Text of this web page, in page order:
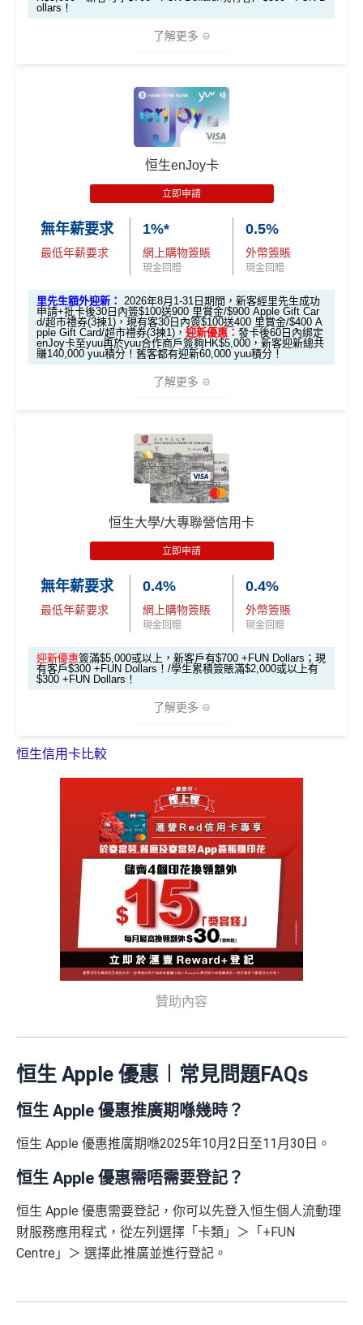
禮券(3揀1)
MrMiles.hk/travel-plus-apply/
**每1里賞金 ≈ HK$1，可兌換FPS轉數快回贈！
網上連結申請批卡後首60日內累積簽賬滿H
K$5,000，即符合獲取條件
現有客戶
日本、韓國、泰國、內地、澳門及台灣實體店外幣簽
飲可享高達5% +FUN Dollars，每月額外回贈上限$500
+FUN Dollars！^
✅優點
高達7% +FUN Dollars回贈
其他海外外幣簽賬可享高達5% +FUN Dollars回贈
高達5% +FUN Dollars回贈
現有客戶都有迎新$300 +FUN Dollars
無得換里數
積分每年續期月計有效期24個月
日常簽賬回贈0.4%，唔算太吸引
*「恒生Travel+ Visa Signature卡 +FUN Dollars 獎賞計
劃」受有關條款及細則約束，回贈優惠期已延長至2026年
上 ，即可享簽賬回贈。每月額外回贈上限為$500 +FUN D
登記，即可繼續賺取額外 +FUN Dollars。
s://www.hangseng.com/zh-hk/personal/cards/mobile-pay
ment-and-services/chatbot-card-registration/?offer=travel
如指定信用卡主卡及其附屬卡共用同一信用額，
簽賬將合併計算。 合資格客戶於獲贈本台額外獎賞時，
關指定信用卡戶口必須仍然有效及信用狀況良好，
贈有關獎賞。
優惠受條款及細則約束，詳情請瀏覽恒生官
查看更多信用卡詳情及分析...
ollars！
了解更多
（由2023年7月22日開始，恒生MMPOWER World Mast
用+Fun Dollars找卡數！）
推廣期：2026年7月16日至7月31日23:59
經里先生申請恒生MMPOWER World Mastercard
全新信用卡客戶*批卡後30日內簽夠HK$100，
送額外1,000里賞金/HK$1,000🍎Apple Gift Car
現有信用卡客戶批卡後30日內簽夠HK$100，送
額外500里賞金/HK$500🍎Apple Gift Card/超
市禮券(3揀1)
MrMiles.hk/mpower-apply
≈ HK$1，可兌換FPS轉數快回贈！
4月17日或之前申請，填表呢邊：https://forms.gle/rPueeq
基本迎新：
迎新優惠：批卡後60日內累積簽賬滿HK$5,000，新客
戶即可享$700 +FUN Dollars
迎舊優惠：現有恒生卡客戶都有
$300 +FUN Dollars
全日制大學/大專學生於批卡後首60日內累積簽賬滿HK
$2,000都有迎新優惠！
海外外幣簽賬可享高達 6% +FUN Dollars回贈、網上零
售簽賬可享高達5% +FUN Dollars回贈、自選簽賬類別
1% +FUN Dollars回贈
入息要求親民，學生都申請得！
網購及指定商戶、網上娛樂及網上服飾簽賬可享高達
8% +FUN Dollars
其他網購享高達5% +FUN Dollars
外幣簽賬享高達
4% +FUN Dollars
缺點
s」受有關條款及細則約束，詳情請瀏覽
tnc_cn.pdf 優惠受條款及細則約束，詳情請瀏覽恒生官網
查看更多信用卡詳情及分析...
恒生enJoy卡
立即申請
無年薪要求
最低年薪要求
1%*
網上購物簽賬
現金回贈
0.5%
外幣簽賬
現金回贈
里先生額外迎新： 2026年8月1-31日期間，新客經里先生成功
申請+批卡後30日內簽$100送900 里賞金/$900 Apple Gift Car
d/超市禮券(3揀1)， 現有客30日內簽$100送400 里賞金/$400 A
pple Gift Card/超市禮券(3揀1)， 迎新優惠： 發卡後60日內綁定
enJoy卡至yuu再於yuu合作商戶簽夠HK$5,000，新客迎新總共
賺140,000 yuu積分！舊客都有迎新60,000 yuu積分！
了解更多
*恒生enJoy卡於yuu合作商戶消費會以yuu積分作回贈，可
於下次合作商戶可當現金使用。更多詳情：
里先生全新優惠：
推廣期：2026年8月1-31日23:59
經里先生申請enJoy卡
里先生會員平台額外賞：成為新會員並經平台
申請獎賞賺額外38里賞金
全新信用卡客戶批卡後30日內簽夠HK$100，送
額外900里賞金* HK$900Apple Gift Card/超市禮
券(3揀1)
MrMiles.hk/enjoy-apply
📝迎新表格：MrMiles.hk/enjoy-form
申請後記得盡快填form先有額外獎賞㗎！
里賞金 ≈ HK$1，可兌換FPS轉數快回贈！
***2026年
4月30日或之前申請，填表呢邊：
https://forms.gle/kxgn
ssv2SszCqxmp7 基本迎新：
推廣期：2026年1月2日起至2026年12月31日
發卡後首60日內，綁定enJoy卡至yuu獎賞計劃及憑卡
，(相等於HK$700)；現有其他信用卡客戶
全新客戶為現在及緊接申請日期前12個月內未曾持有任何
恒生信用卡 / 聯營卡 / 消費卡主卡之主卡申請人。 現有信
用卡客戶為現在及/ 或緊接申請日期前12個月內曾持有任
何恒生信用卡/聯營卡主卡（不包括消費卡及專享卡）之主
卡申請人。 如指定信用卡主卡及其附屬卡共用同一信用
賞時，有關指定信用卡戶口必須仍然有效及信用狀況良
曾持有恒生enJoy卡之主卡，將不可獲享本平台額外迎新
獎賞。若客戶於開戶後13個月內取消有關信用卡戶口，並
已獲贈有關之迎新獎賞，則須繳付同等價值之金額作為手
✅優點
恒生大學/大專聯營信用卡
立即申請
無年薪要求
最低年薪要求
0.4%
網上購物簽賬
現金回贈
0.4%
外幣簽賬
現金回贈
迎新優惠簽滿$5,000或以上，新客戶有$700 +FUN Dollars；現
有客戶$300 +FUN Dollars！/學生累積簽賬滿$2,000或以上有
$300 +FUN Dollars！
了解更多
*交學費賺回贈，額外回贈上限$200 cash dollars，需登記
https://bit.ly/3JfC7hH。更多詳情：www.mrmiles.hk/hang-
迎新禮遇
恒生 - 大學/大專聯營信用卡迎新優惠
指定院校學生限定：
香港中文大學(👉申請連結：MrMiles.hk/hase-s
tudent-cuhk-apply)
香港城市大學(👉申請連結：MrMiles.hk/hase-s
tudent-city-apply
tudent-bu-apply)
香港中文大學專業進修學院(👉申請連結：
les.hk/hase-student-cuscs-apply)
香港恒生大學(👉申請連結：MrMiles.hk/hase-s
只適用於全日制大學/大專學生 ：
於新卡發出之日期後60日內，憑卡累積簽賬滿H
只適用於非全日制大學/大專學生：
於新卡發出之日期後60日內，憑卡累積簽賬滿H
恒生信用卡比較
贊助內容
恒生 Apple 優惠︱常見問題FAQs
恒生 Apple 優惠推廣期喺幾時？
恒生 Apple 優惠推廣期喺2025年10月2日至11月30日。
恒生 Apple 優惠需唔需要登記？
恒生 Apple 優惠需要登記，你可以先登入恒生個人流動理
財服務應用程式，從左列選擇「卡類」＞「+FUN
Centre」＞ 選擇此推廣並進行登記。